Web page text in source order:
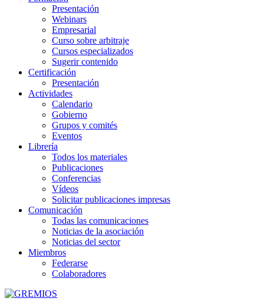
Presentación
Webinars
Empresarial
Curso sobre arbitraje
Cursos especializados
Sugerir contenido
Certificación
Presentación
Actividades
Calendario
Gobierno
Grupos y comités
Eventos
Librería
Todos los materiales
Publicaciones
Conferencias
Vídeos
Solicitar publicaciones impresas
Comunicación
Todas las comunicaciones
Noticias de la asociación
Noticias del sector
Miembros
Federarse
Colaboradores